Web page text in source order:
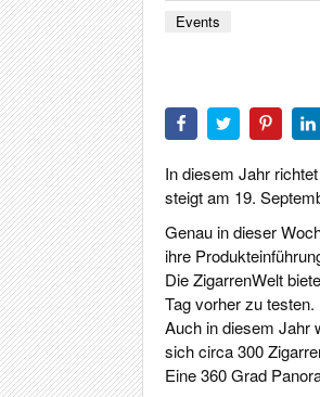
Events
In diesem Jahr
steigt am 19.
Genau in dieser
ihre
Die ZigarrenWelt
Tag vorher zu testen.
Auch in diesem Jahr
sich circa 300
Eine 360 Grad